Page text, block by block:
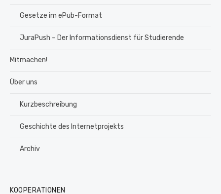
Gesetze im ePub-Format
JuraPush – Der Informationsdienst für Studierende
Mitmachen!
Über uns
Kurzbeschreibung
Geschichte des Internetprojekts
Archiv
KOOPERATIONEN